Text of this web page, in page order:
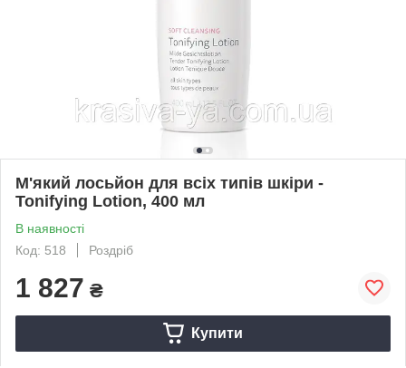
М'який лосьйон для всіх типів шкіри -
Tonifying Lotion, 400 мл
В наявності
Код: 518
Роздріб
1 827 ₴
Купити